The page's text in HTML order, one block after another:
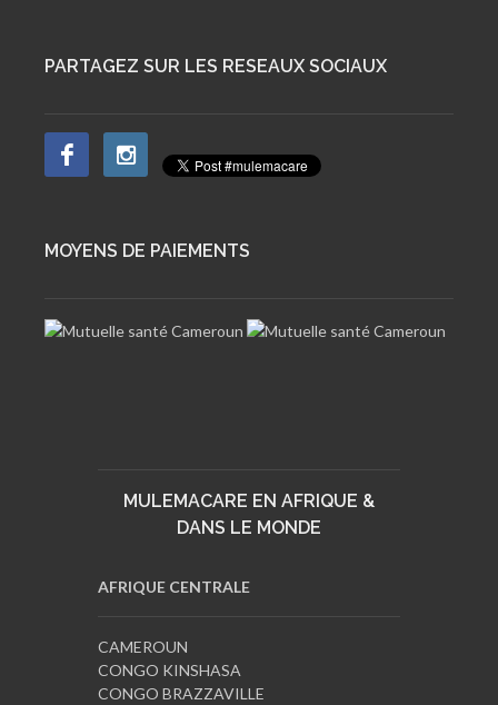
PARTAGEZ SUR LES RESEAUX SOCIAUX
MOYENS DE PAIEMENTS
MULEMACARE EN AFRIQUE &
DANS LE MONDE
AFRIQUE CENTRALE
CAMEROUN
CONGO KINSHASA
CONGO BRAZZAVILLE